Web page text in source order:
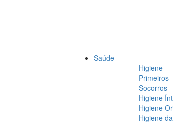
Saúde
Higiene
Primeiros
Socorros
Higiene
Higiene
Higiene